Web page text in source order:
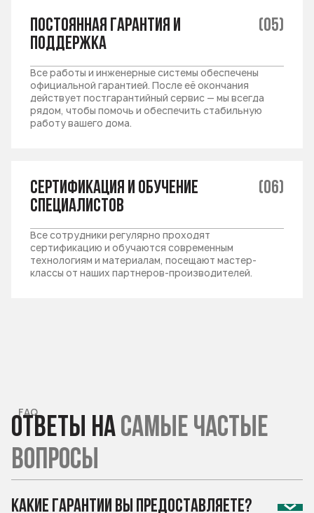
Постоянная гарантия и
поддержка
(05)
Все работы и инженерные системы обеспечены
официальной гарантией. После её окончания
действует постгарантийный сервис — мы всегда
рядом, чтобы помочь и обеспечить стабильную
работу вашего дома.
Сертификация и обучение
специалистов
(06)
Все сотрудники регулярно проходят
сертификацию и обучаются современным
технологиям и материалам, посещают мастер-
классы от наших партнеров-производителей.
FAQ
Ответы насамые частые
вопросы
Какие гарантии вы предоставляете?